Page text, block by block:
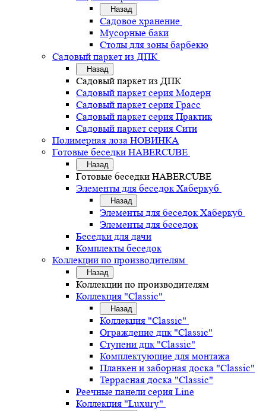
Назад
Садовое хранение
Мусорные баки
Столы для зоны барбекю
Садовый паркет из ДПК
Назад
Садовый паркет из ДПК
Садовый паркет серия Mодерн
Садовый паркет серия Грасс
Садовый паркет серия Практик
Садовый паркет серия Сити
Полимерная лоза НОВИНКА
Готовые беседки HABERCUBE
Назад
Готовые беседки HABERCUBE
Элементы для беседок Хаберкуб
Назад
Элементы для беседок Хаберкуб
Элементы для беседок
Беседки для дачи
Комплекты беседок
Коллекции по производителям
Назад
Коллекции по производителям
Коллекция "Classic"
Назад
Коллекция "Classic"
Ограждение дпк "Classic"
Ступени дпк "Classic"
Комплектующие для монтажа
Планкен и заборная доска "Classic"
Террасная доска "Classic"
Реечные панели серия Line
Коллекция "Luxury"